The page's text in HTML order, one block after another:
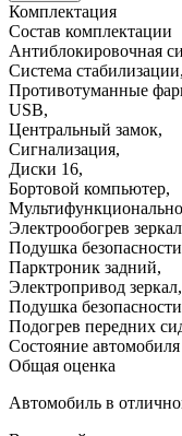
Комплектация
Состав комплектации
Антиблокировочная
Система стабилизации,
Противотуманные
USB,
Центральный замок,
Сигнализация,
Диски 16,
Бортовой компьютер,
Электрообогрев зеркал
Подушка
Парктроник задний,
Электропривод зеркал,
Подушка
Подогрев передних
Состояние автомобиля
Общая оценка
Автомобиль в